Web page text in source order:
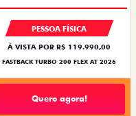
PESSOA FÍSICA
À VISTA POR R$ 119.990,00
FASTBACK TURBO 200 FLEX AT 2026
Quero agora!